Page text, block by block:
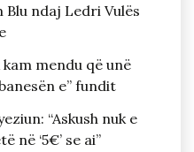
Blu ndaj Ledri Vulës
kam mendu që unë
e” fundit
“Askush nuk e
në ‘5€’ se ai”